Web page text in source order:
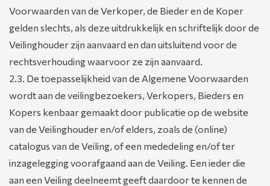
Voorwaarden van de Verkoper, de Bieder en de Koper
gelden slechts, als deze uitdrukkelijk en schriftelijk door de
Veilinghouder zijn aanvaard en dan uitsluitend voor de
rechtsverhouding waarvoor ze zijn aanvaard.
2.3. De toepasselijkheid van de Algemene Voorwaarden
wordt aan de veilingbezoekers, Verkopers, Bieders en
Kopers kenbaar gemaakt door publicatie op de website
van de Veilinghouder en/of elders, zoals de (online)
catalogus van de Veiling, of een mededeling en/of ter
inzagelegging voorafgaand aan de Veiling. Een ieder die
aan een Veiling deelneemt geeft daardoor te kennen de